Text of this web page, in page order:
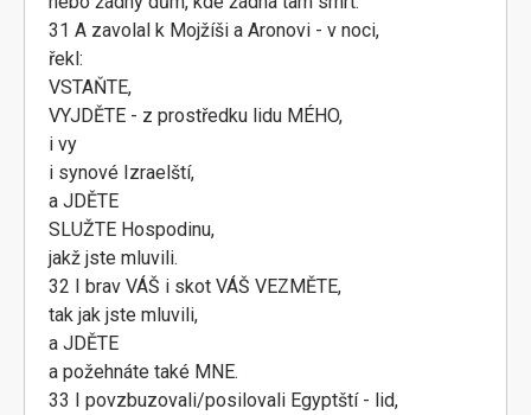
31 A zavolal k Mojžíši a Aronovi - v noci,
řekl:
VSTAŇTE,
VYJDĚTE - z prostředku lidu MÉHO,
i vy
i synové Izraelští,
a JDĚTE
SLUŽTE Hospodinu,
jakž jste mluvili.
32 I brav VÁŠ i skot VÁŠ VEZMĚTE,
tak jak jste mluvili,
a JDĚTE
a požehnáte také MNE.
33 I povzbuzovali/posilovali Egyptští - lid,